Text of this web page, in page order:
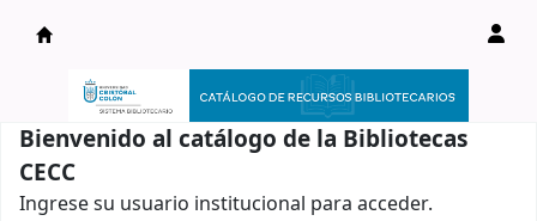
Catálogo en línea
Bienvenido al catálogo de la Bibliotecas
CECC
Ingrese su usuario institucional para acceder.